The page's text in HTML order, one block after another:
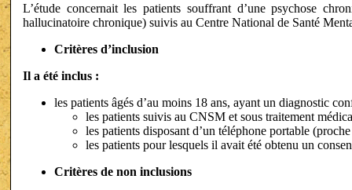
L’étude concernait les patients souffrant d’une psychose
hallucinatoire chronique) suivis au Centre National de Santé
Critères d’inclusion
Il a été inclus :
les patients âgés d’au moins 18 ans, ayant un diagnostic
les patients suivis au CNSM et sous traitement
les patients disposant d’un téléphone portable
les patients pour lesquels il avait été obtenu un
Critères de non inclusions